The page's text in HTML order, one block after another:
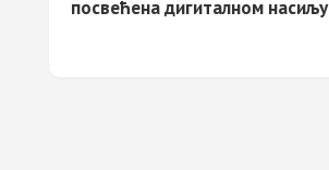
посвећенa дигиталном насиљу